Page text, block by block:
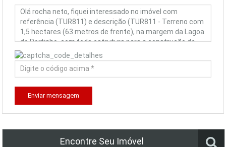
Enviar mensagem
Encontre Seu Imóvel